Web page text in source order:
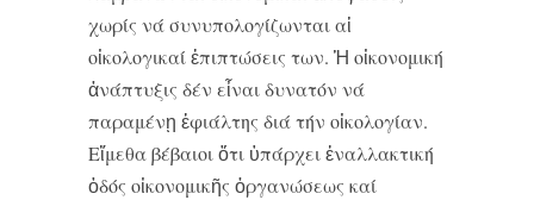
χωρίς νά συνυπολογίζωνται αἱ
οἰκολογικαί ἐπιπτώσεις των. Ἡ οἰκονομική
ἀνάπτυξις δέν εἶναι δυνατόν νά
παραμένῃ ἐφιάλτης διά τήν οἰκολογίαν.
Εἴμεθα βέβαιοι ὅτι ὑπάρχει ἐναλλακτική
ὁδός οἰκονομικῆς ὀργανώσεως καί